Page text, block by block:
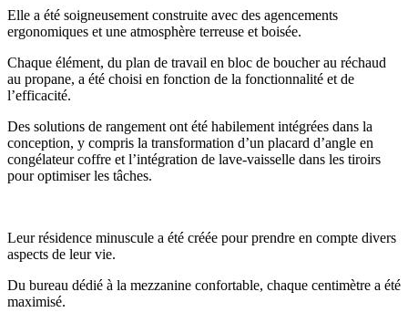
Elle a été soigneusement construite avec des agencements
ergonomiques et une atmosphère terreuse et boisée.
Chaque élément, du plan de travail en bloc de boucher au réchaud
au propane, a été choisi en fonction de la fonctionnalité et de
l’efficacité.
Des solutions de rangement ont été habilement intégrées dans la
conception, y compris la transformation d’un placard d’angle en
congélateur coffre et l’intégration de lave-vaisselle dans les tiroirs
pour optimiser les tâches.
Leur résidence minuscule a été créée pour prendre en compte divers
aspects de leur vie.
Du bureau dédié à la mezzanine confortable, chaque centimètre a été
maximisé.